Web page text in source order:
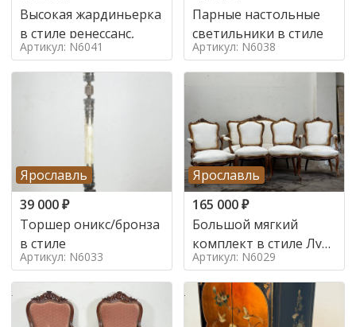
Высокая жардиньерка
в стиле ренессанс,
Артикул: N6041
Парные настольные
светильники в стиле
Артикул: N6038
Ярославль
39 000₽
Торшер оникс/бронза
в стиле
Артикул: N6033
Ярославль
165 000₽
Большой мягкий
комплект в стиле Луи
в стиле
Артикул: N6029